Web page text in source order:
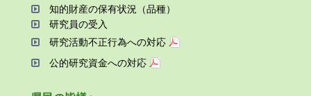
知的財産の保有状況（品種）
研究員の受⼊
研究活動不正⾏為への対応
公的研究資金への対応